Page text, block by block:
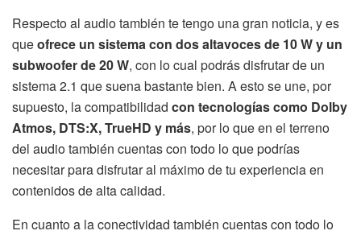
Respecto al audio también te tengo una gran noticia, y es
queofrece un sistema con dos altavoces de 10 W y un
subwoofer de 20 W, con lo cual podrás disfrutar de un
sistema 2.1 que suena bastante bien. A esto se une, por
supuesto, la compatibilidad con tecnologías como Dolby
Atmos, DTS:X, TrueHD y más, por lo que en el terreno
del audio también cuentas con todo lo que podrías
necesitar para disfrutar al máximo de tu experiencia en
contenidos de alta calidad.
En cuanto a la conectividad también cuentas con todo lo